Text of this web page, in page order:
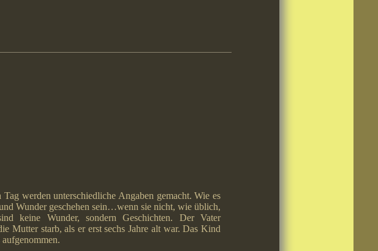
werden unterschiedliche Angaben gemacht. Wie es
Wunder geschehen sein…wenn sie nicht, wie üblich,
keine Wunder, sondern Geschichten. Der Vater
Mutter starb, als er erst sechs Jahre alt war. Das Kind